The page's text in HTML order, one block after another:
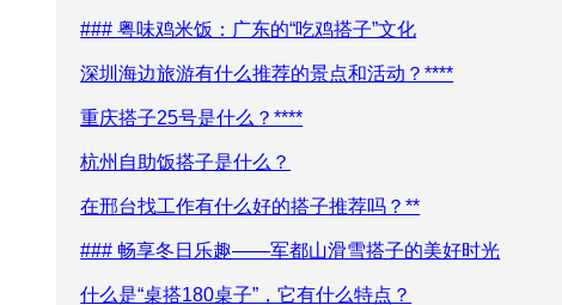
### 粤味鸡米饭：广东的“吃鸡搭子”文化
深圳海边旅游有什么推荐的景点和活动？****
重庆搭子25号是什么？****
杭州自助饭搭子是什么？
在邢台找工作有什么好的搭子推荐吗？**
### 畅享冬日乐趣——军都山滑雪搭子的美好时光
什么是“桌搭180桌子”，它有什么特点？